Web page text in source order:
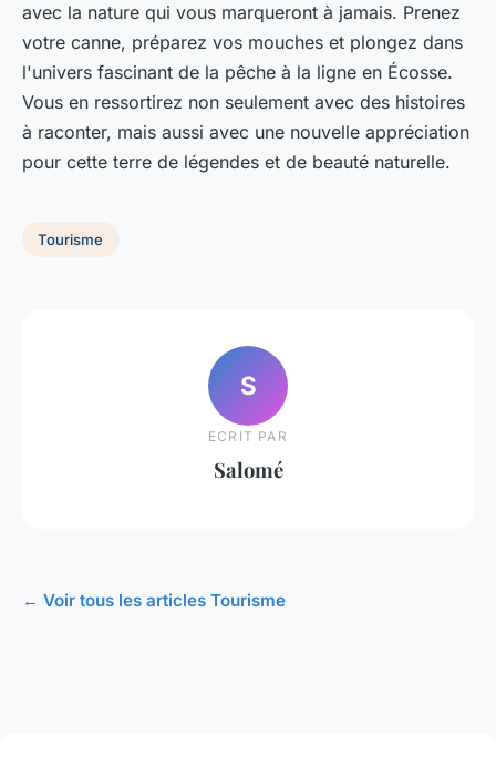
avec la nature qui vous marqueront à jamais. Prenez
votre canne, préparez vos mouches et plongez dans
l'univers fascinant de la pêche à la ligne en Écosse.
Vous en ressortirez non seulement avec des histoires
à raconter, mais aussi avec une nouvelle appréciation
pour cette terre de légendes et de beauté naturelle.
Tourisme
S
ECRIT PAR
Salomé
← Voir tous les articles Tourisme